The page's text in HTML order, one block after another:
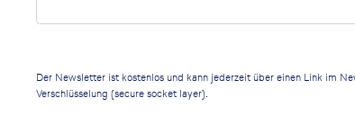
Der Newsletter ist kostenlos und kann jederzeit über einen Link im
Verschlüsselung (secure socket layer).